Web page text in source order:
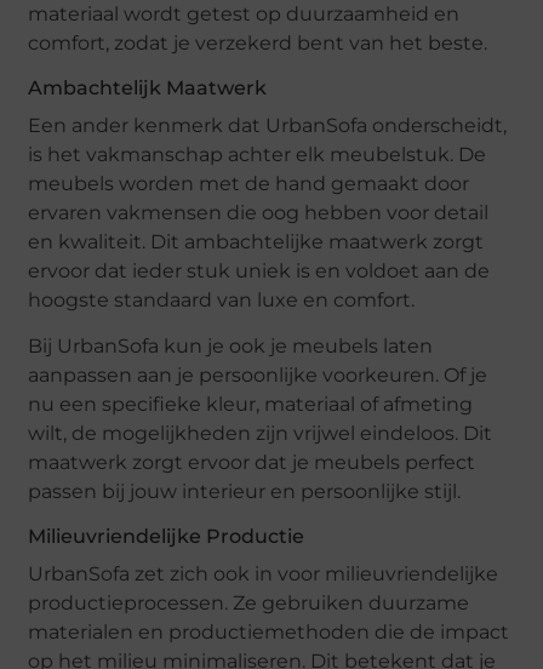
materiaal wordt getest op duurzaamheid en
comfort, zodat je verzekerd bent van het beste.
Ambachtelijk Maatwerk
Een ander kenmerk dat UrbanSofa onderscheidt,
is het vakmanschap achter elk meubelstuk. De
meubels worden met de hand gemaakt door
ervaren vakmensen die oog hebben voor detail
en kwaliteit. Dit ambachtelijke maatwerk zorgt
ervoor dat ieder stuk uniek is en voldoet aan de
hoogste standaard van luxe en comfort.
Bij UrbanSofa kun je ook je meubels laten
aanpassen aan je persoonlijke voorkeuren. Of je
nu een specifieke kleur, materiaal of afmeting
wilt, de mogelijkheden zijn vrijwel eindeloos. Dit
maatwerk zorgt ervoor dat je meubels perfect
passen bij jouw interieur en persoonlijke stijl.
Milieuvriendelijke Productie
UrbanSofa zet zich ook in voor milieuvriendelijke
productieprocessen. Ze gebruiken duurzame
materialen en productiemethoden die de impact
op het milieu minimaliseren. Dit betekent dat je